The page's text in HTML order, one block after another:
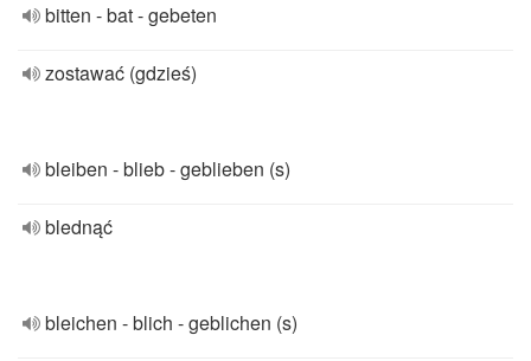
bitten - bat - gebeten
zostawać (gdzieś)
bleiben - blieb - geblieben (s)
blednąć
bleichen - blich - geblichen (s)